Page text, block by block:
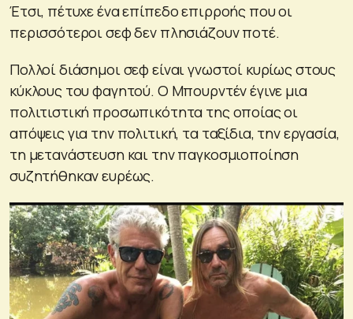
Έτσι, πέτυχε ένα επίπεδο επιρροής που οι
περισσότεροι σεφ δεν πλησιάζουν ποτέ.
Πολλοί διάσημοι σεφ είναι γνωστοί κυρίως στους
κύκλους του φαγητού. Ο Μπουρντέν έγινε μια
πολιτιστική προσωπικότητα της οποίας οι
απόψεις για την πολιτική, τα ταξίδια, την εργασία,
τη μετανάστευση και την παγκοσμιοποίηση
συζητήθηκαν ευρέως.